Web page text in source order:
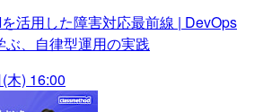
を活用した障害対応最前線 | DevOps
、自律型運用の実践
木) 16:00